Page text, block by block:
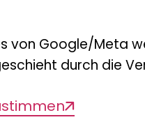
von Google/Meta
durch die